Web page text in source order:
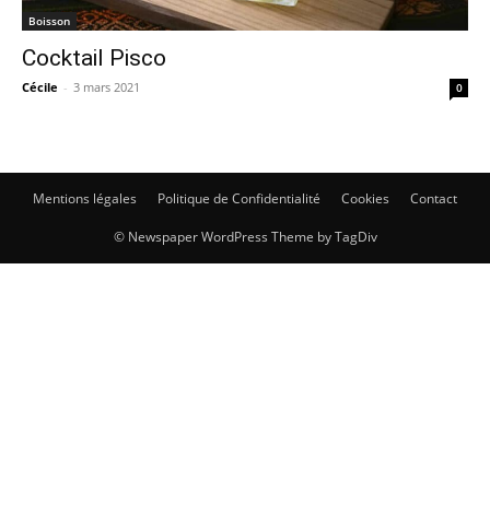
Boisson
Cocktail Pisco
Cécile - 3 mars 2021 0
Mentions légales Politique de Confidentialité Cookies Contact
© Newspaper WordPress Theme by TagDiv